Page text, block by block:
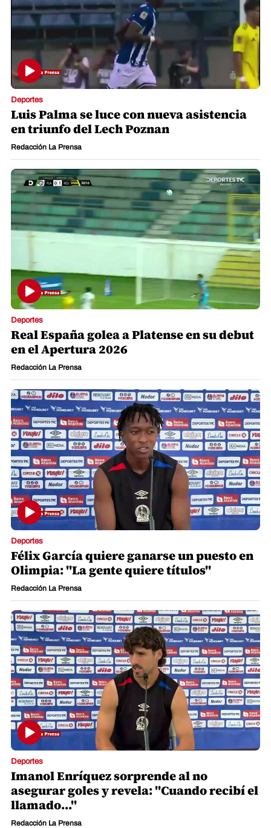
Deportes
Luis Palma se luce con nueva asistencia
en triunfo del Lech Poznan
Redacción La Prensa
Deportes
Real España golea a Platense en su debut
en el Apertura 2026
Redacción La Prensa
Deportes
Félix García quiere ganarse un puesto en
Olimpia: "La gente quiere títulos"
Redacción La Prensa
Deportes
Imanol Enríquez sorprende al no
asegurar goles y revela: "Cuando recibí el
llamado..."
Redacción La Prensa